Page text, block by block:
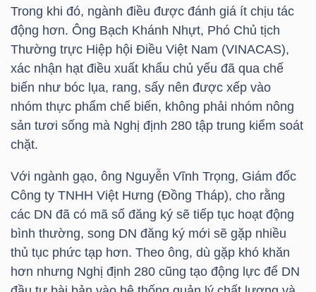
Trong khi đó, ngành điều được đánh giá ít chịu tác
động hơn. Ông Bạch Khánh Nhựt, Phó Chủ tịch
Thường trực Hiệp hội Điều Việt Nam (VINACAS),
xác nhận hạt điều xuất khẩu chủ yếu đã qua chế
biến như bóc lụa, rang, sấy nên được xếp vào
nhóm thực phẩm chế biến, không phải nhóm nông
sản tươi sống mà Nghị định 280 tập trung kiểm soát
chặt.
Với ngành gạo, ông Nguyễn Vĩnh Trọng, Giám đốc
Công ty TNHH Việt Hưng (Đồng Tháp), cho rằng
các DN đã có mã số đăng ký sẽ tiếp tục hoạt động
bình thường, song DN đăng ký mới sẽ gặp nhiều
thủ tục phức tạp hơn. Theo ông, dù gặp khó khăn
hơn nhưng Nghị định 280 cũng tạo động lực để DN
VẬT
LIỆU
CÔNG
NGHIỆP
TIÊU
DÙNG
KHÔNG
THIẾT